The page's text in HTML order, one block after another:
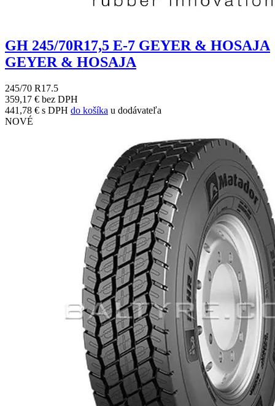
GH 245/70R17,5 E-7 GEYER & HOSAJA
GEYER & HOSAJA
245/70 R17.5
359,17 € bez DPH
441,78 € s DPH do košíka u dodávateľa
NOVÉ